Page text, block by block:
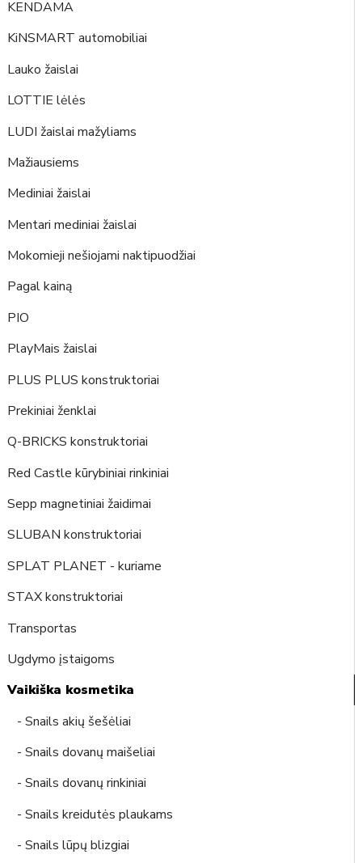
KENDAMA
KiNSMART automobiliai
Lauko žaislai
LOTTIE lėlės
LUDI žaislai mažyliams
Mažiausiems
Mediniai žaislai
Mentari mediniai žaislai
Mokomieji nešiojami naktipuodžiai
Pagal kainą
PIO
PlayMais žaislai
PLUS PLUS konstruktoriai
Prekiniai ženklai
Q-BRICKS konstruktoriai
Red Castle kūrybiniai rinkiniai
Sepp magnetiniai žaidimai
SLUBAN konstruktoriai
SPLAT PLANET - kuriame
STAX konstruktoriai
Transportas
Ugdymo įstaigoms
Vaikiška kosmetika
- Snails akių šešėliai
- Snails dovanų maišeliai
- Snails dovanų rinkiniai
- Snails kreidutės plaukams
- Snails lūpų blizgiai